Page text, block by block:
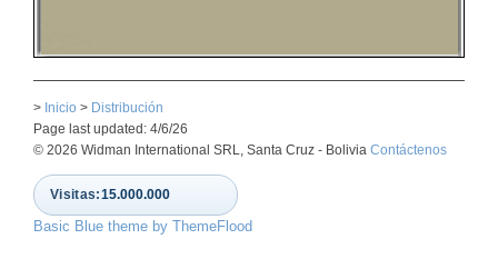
> Inicio > Distribución
Page last updated: 4/6/26
© 2026 Widman International SRL, Santa Cruz - Bolivia Contáctenos
Visitas:15.000.000
Basic Blue theme by ThemeFlood